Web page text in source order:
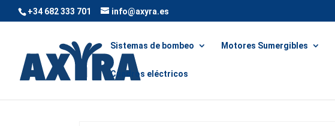
+34 682 333 701 info@axyra.es
Sistemas de bombeo Motores Sumergibles
Cuadros eléctricos